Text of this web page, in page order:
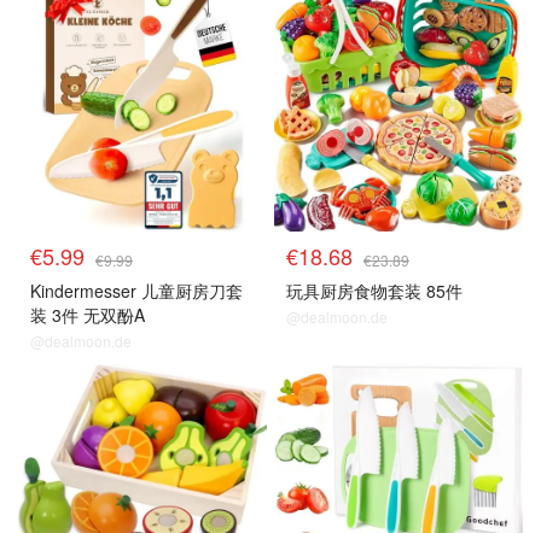
€5.99 €9.99
Kindermesser 儿童厨房刀套
装 3件 无双酚A
@dealmoon.de
€18.68 €23.89
玩具厨房食物套装 85件
@dealmoon.de